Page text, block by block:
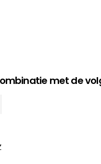
met de